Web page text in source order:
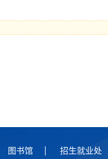
图书馆 招生就业处